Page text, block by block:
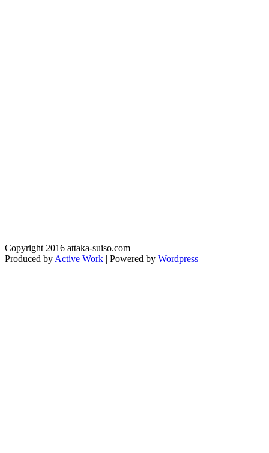
Copyright 2016 attaka-suiso.com
Produced by Active Work | Powered by Wordpress